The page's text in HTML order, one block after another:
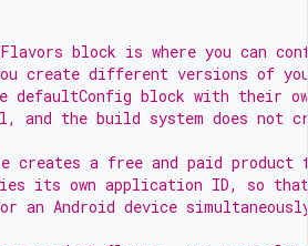
block is where you can
create different versions of
defaultConfig block with their
and the build system does not
creates a free and paid product
its own application ID, so
an Android device